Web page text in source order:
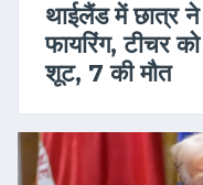
थाईलैंड में छात्र
फायरिंग, टीचर
शूट, 7 की मौत